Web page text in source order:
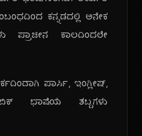
ಕನ್ನಡದಲ್ಲಿ ಅನೇಕ
ಪ್ರಾಚೀನ ಕಾಲದಿಂದಲೇ
ಪಾರ್ಸಿ, ಇಂಗ್ಲೀಷ್,
ಭಾಷೆಯ ಶಬ್ದಗಳು